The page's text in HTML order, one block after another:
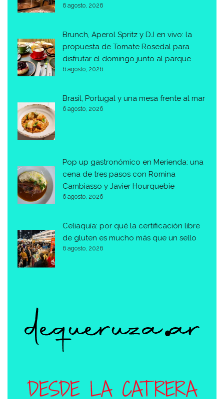
6 agosto, 2026
Brunch, Aperol Spritz y DJ en vivo: la
propuesta de Tomate Rosedal para
disfrutar el domingo junto al parque
6 agosto, 2026
Brasil, Portugal y una mesa frente al mar
6 agosto, 2026
Pop up gastronómico en Merienda: una
cena de tres pasos con Romina
Cambiasso y Javier Hourquebie
6 agosto, 2026
Celiaquía: por qué la certificación libre
de gluten es mucho más que un sello
6 agosto, 2026